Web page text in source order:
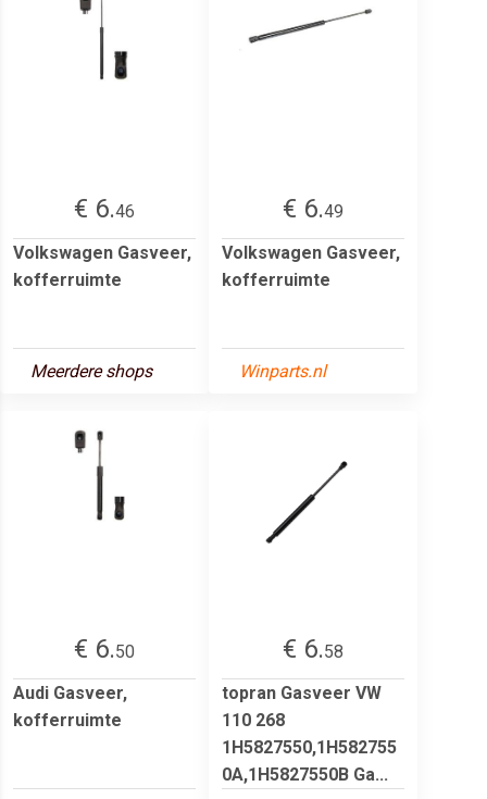
€ 6.46
Volkswagen Gasveer,
kofferruimte
Meerdere shops
€ 6.49
Volkswagen Gasveer,
kofferruimte
Winparts.nl
€ 6.50
Audi Gasveer,
kofferruimte
€ 6.58
topran Gasveer VW
110 268
1H5827550,1H582755
0A,1H5827550B Ga...